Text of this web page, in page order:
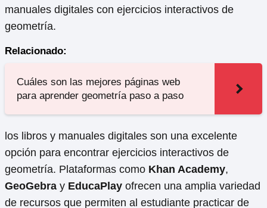
manuales digitales con ejercicios interactivos de
geometría.
Relacionado:
Cuáles son las mejores páginas web
para aprender geometría paso a paso
los libros y manuales digitales son una excelente
opción para encontrar ejercicios interactivos de
geometría. Plataformas como Khan Academy,
GeoGebra y EducaPlay ofrecen una amplia variedad
de recursos que permiten al estudiante practicar de